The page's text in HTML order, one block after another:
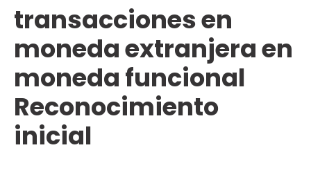
transacciones en
moneda extranjera en
moneda funcional
Reconocimiento
inicial